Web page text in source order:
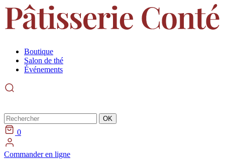
Boutique
Salon de thé
Événements
Rechercher OK
0
Commander en ligne